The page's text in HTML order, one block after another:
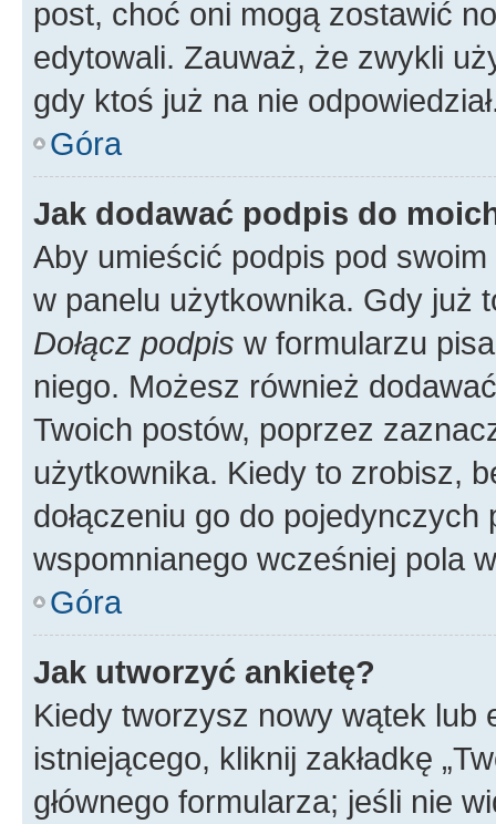
post, choć oni mogą zostawić
edytowali. Zauważ, że zwykli
gdy ktoś już na nie
Góra
Jak dodawać podpis do
Aby umieścić podpis pod
w panelu użytkownika. Gdy już
Dołącz podpis w formularzu
niego. Możesz również
Twoich postów, poprzez
użytkownika. Kiedy to zrobisz,
dołączeniu go do
wspomnianego wcześniej pola
Góra
Jak utworzyć ankietę?
Kiedy tworzysz nowy wątek lub
istniejącego, kliknij zakładkę
głównego formularza; jeśli nie